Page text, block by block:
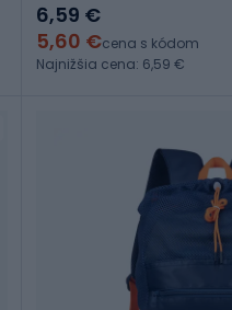
6,59 €
5,60 €cena s kódom
Najnižšia cena: 6,59 €